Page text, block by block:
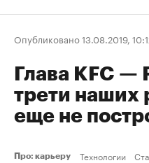
Опубликовано 13.08.2019,
Глава KFC —
трети наших
еще не
Про: карьеру Технологии